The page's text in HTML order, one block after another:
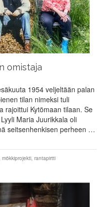
omistaja
1954 veljeltään palan
tilan nimeksi tuli
rajoittui Kytömaan tilaan. Se
Maria Juurikkala oli
seitsenhenkisen perheen …
mökkiprojekti, rantapirtti